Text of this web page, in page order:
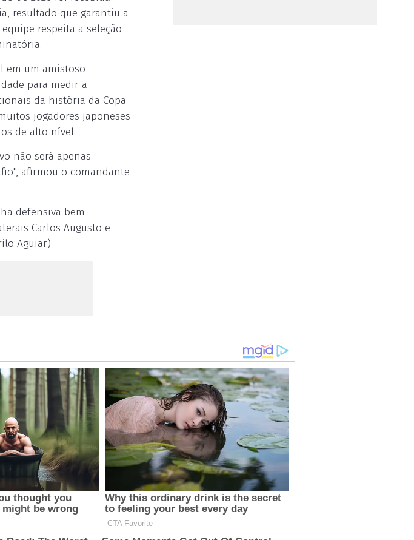
resultado que garantiu a
respeita a seleção
em um amistoso
para medir a
da história da Copa
jogadores japoneses
de alto nível.
não será apenas
afirmou o comandante
defensiva bem
Carlos Augusto e
Aguiar)